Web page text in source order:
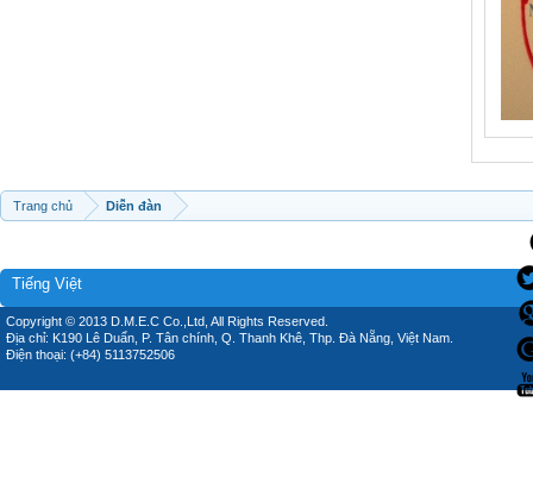
Trang chủ Diễn đàn
Tiếng Việt
Copyright © 2013 D.M.E.C Co.,Ltd, All Rights Reserved.
Địa chỉ: K190 Lê Duẩn, P. Tân chính, Q. Thanh Khê, Thp. Đà Nẵng, Việt Nam.
Điện thoại: (+84) 5113752506